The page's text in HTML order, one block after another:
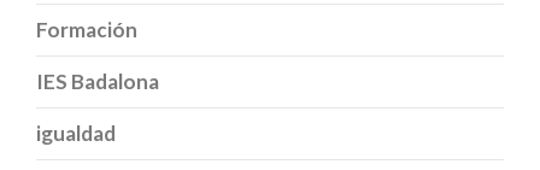
Formación
IES Badalona
igualdad